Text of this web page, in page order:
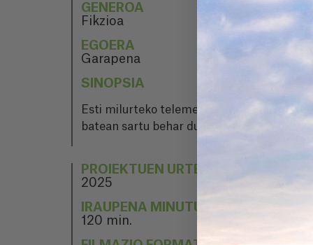
GENEROA
Fikzioa
EGOERA
Garapena
SINOPSIA
Esti milurteko telemerkatari bat da, eta
batean sartu behar du salbatzeko.
PROIEKTUEN URTEA
2025
IRAUPENA MINUTUTAN
120 min.